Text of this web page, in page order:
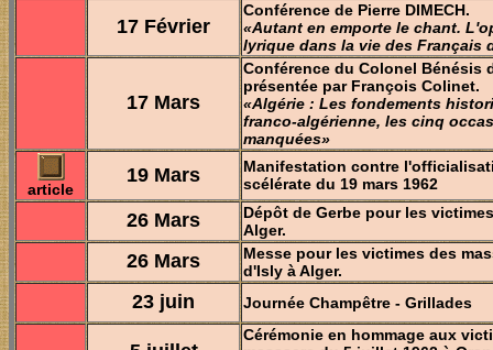
17 Février
Conférence de Pierre DIMECH.
«Autant en emporte le chant.
lyrique dans la vie des Français
17 Mars
Conférence du Colonel Bénésis
présentée par François Colinet.
«Algérie : Les fondements
franco-algérienne, les cinq
manquées»
article
19 Mars
Manifestation contre
scélérate du 19 mars 1962
26 Mars
Dépôt de Gerbe pour les
Alger.
26 Mars
Messe pour les victimes des
d'Isly à Alger.
23 juin Journée Champêtre - Grillades
Cérémonie en hommage aux